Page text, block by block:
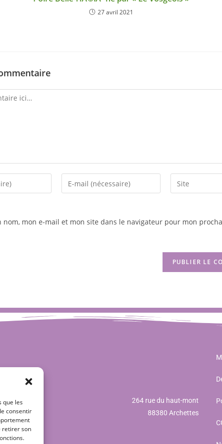
que les
consentir
retirer son
27 avril 2021
nom, mon e-mail et mon site dans le navigateur pour mon
264 rue du haut-mont
88380 Archettes